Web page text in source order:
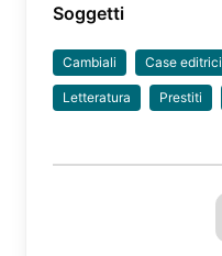
Soggetti
Cambiali Case editrici
Letteratura Prestiti